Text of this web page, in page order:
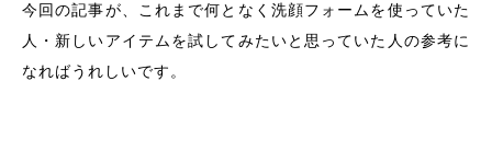
今回の記事が、これまで何となく洗顔フォームを使っていた
人・新しいアイテムを試してみたいと思っていた人の参考に
なればうれしいです。